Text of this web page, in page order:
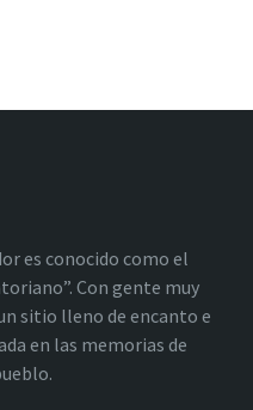
es conocido como el
Con gente muy
sitio lleno de encanto e
en las memorias de